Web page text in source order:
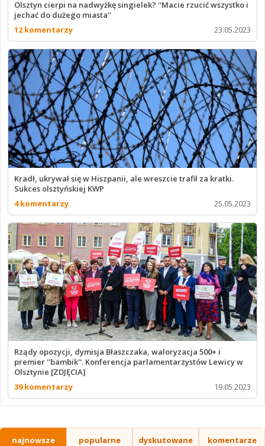
Olsztyn cierpi na nadwyżkę singielek? ''Macie rzucić wszystko i
jechać do dużego miasta''
12 komentarzy
23.05.2023
Kradł, ukrywał się w Hiszpanii, ale wreszcie trafił za kratki.
Sukces olsztyńskiej KWP
4 komentarzy
25.05.2023
Rządy opozycji, dymisja Błaszczaka, waloryzacja 500+ i
premier ''bambik''. Konferencja parlamentarzystów Lewicy w
Olsztynie [ZDJĘCIA]
39 komentarzy
19.05.2023
najnowsze popularne dyskutowane komentarze